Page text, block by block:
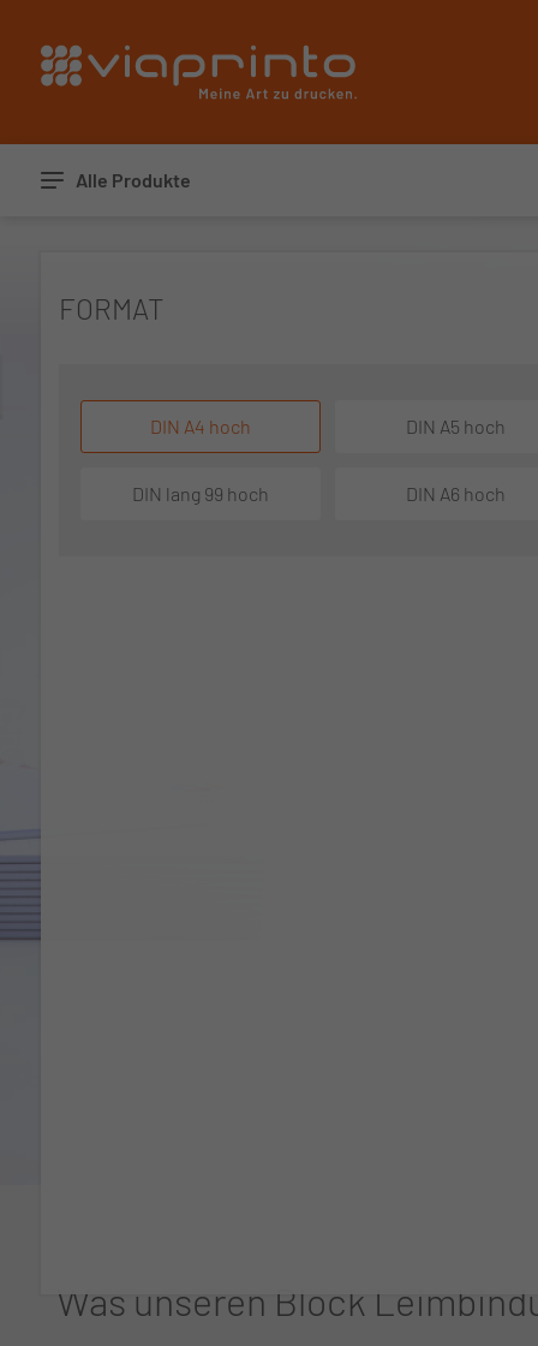
Alle Produkte
FORMAT
DIN A4 hoch DIN A5 hoch
DIN lang 99 hoch DIN A6 hoch
Was unseren Block